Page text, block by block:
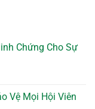
Chứng Cho Sự
Vệ Mọi Hội Viên